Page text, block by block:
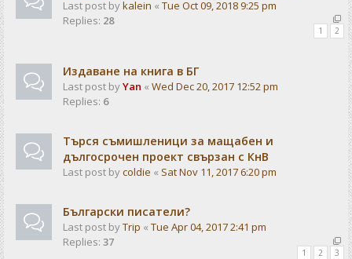
Last post bykalein « Tue Oct 09, 2018 9:25 pm
Replies: 28
1 2
Издаване на книга в БГ
Last post byYan « Wed Dec 20, 2017 12:52 pm
Replies: 6
Търся съмишленици за мащабен и
дългосрочен проект свързан с КнВ
Last post bycoldie « Sat Nov 11, 2017 6:20 pm
Български писатели?
Last post byTrip « Tue Apr 04, 2017 2:41 pm
Replies: 37
1 2 3